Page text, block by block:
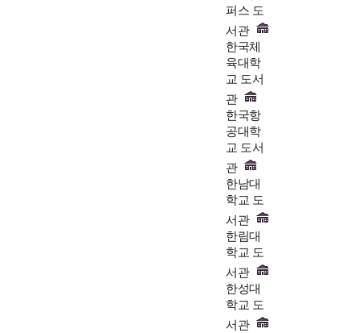
퍼스 도
서관
한국체
육대학
교 도서
관
한국항
공대학
교 도서
관
한남대
학교 도
서관
한림대
학교 도
서관
한성대
학교 도
서관